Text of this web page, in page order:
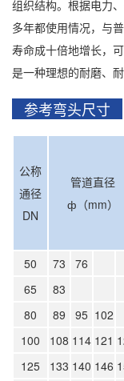
组织结构。根据电力
多年都使用情况，与
寿命成十倍地增长，
是一种理想的耐磨、耐
参考弯头尺寸
公称
通径
DN
管道直径
ф（mm）
50 73 76
65
83
80
89 95 102
100
108 114 121
125
133 140 146